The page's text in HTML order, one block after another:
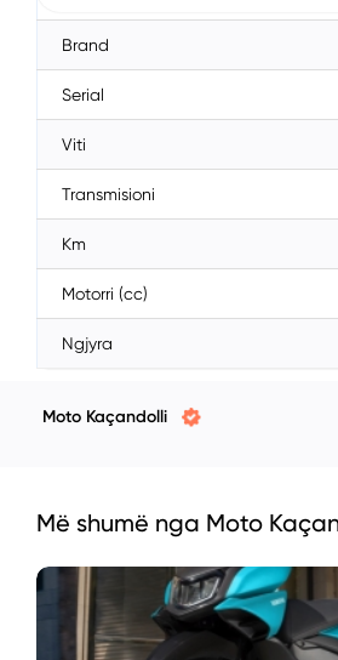
Brand
Serial
Viti
Transmisioni
Km
Motorri (cc)
Ngjyra
Moto Kaçandolli
Më shumë nga Moto